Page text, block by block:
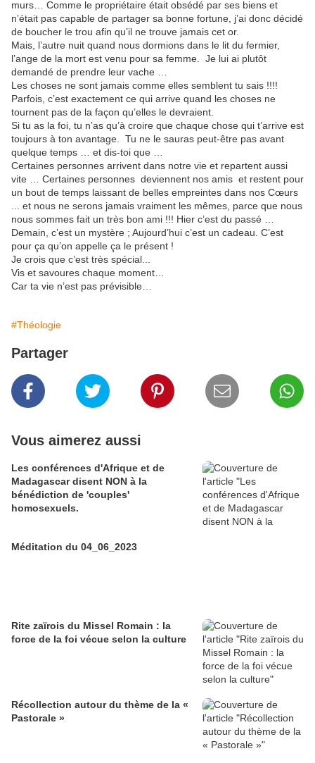
murs… Comme le propriétaire était obsédé par ses biens et
n’était pas capable de partager sa bonne fortune, j’ai donc décidé
de boucher le trou afin qu’il ne trouve jamais cet or.
Mais, l’autre nuit quand nous dormions dans le lit du fermier,
l’ange de la mort est venu pour sa femme. Je lui ai plutôt
demandé de prendre leur vache …
Les choses ne sont jamais comme elles semblent tu sais !!!!
Parfois, c’est exactement ce qui arrive quand les choses ne
tournent pas de la façon qu’elles le devraient.
Si tu as la foi, tu n’as qu’à croire que chaque chose qui t’arrive est
toujours à ton avantage. Tu ne le sauras peut-être pas avant
quelque temps … et dis-toi que …
Certaines personnes arrivent dans notre vie et repartent aussi
vite … Certaines personnes deviennent nos amis et restent pour
un bout de temps laissant de belles empreintes dans nos Cœurs
... et nous ne serons jamais vraiment les mêmes, parce que nous
nous sommes fait un très bon ami !!! Hier c’est du passé …
Demain, c’est un mystère ; Aujourd’hui c’est un cadeau. C’est
pour ça qu’on appelle ça le présent !
Je crois que c’est très spécial...
Vis et savoures chaque moment…
Car ta vie n’est pas prévisible…
#Théologie
Partager
Vous aimerez aussi
Les conférences d'Afrique et de
Madagascar disent NON à la
bénédiction de 'couples'
homosexuels.
Méditation du 04_06_2023
Rite zaïrois du Missel Romain : la
force de la foi vécue selon la culture
Récollection autour du thème de la «
Pastorale »